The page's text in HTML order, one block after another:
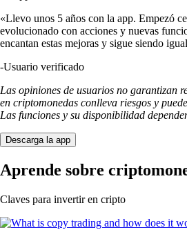
«Llevo unos 5 años con la app. Empezó
evolucionado con acciones y nuevas
encantan estas mejoras y sigue siendo
-Usuario verificado
Las opiniones de usuarios no garantizan
en criptomonedas conlleva riesgos y
Las funciones y su disponibilidad
Descarga la app
Aprende sobre
Claves para invertir en cripto